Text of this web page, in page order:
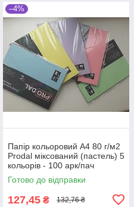
–4%
Папір кольоровий А4 80 г/м2
Prodal міксований (пастель) 5
кольорів - 100 арк/пач
Готово до відправки
127,45 ₴ 132,76 ₴